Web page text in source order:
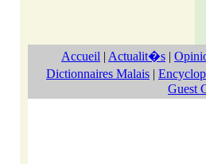
Accueil | Actualit�s |
Dictionnaires Malais |
Guest